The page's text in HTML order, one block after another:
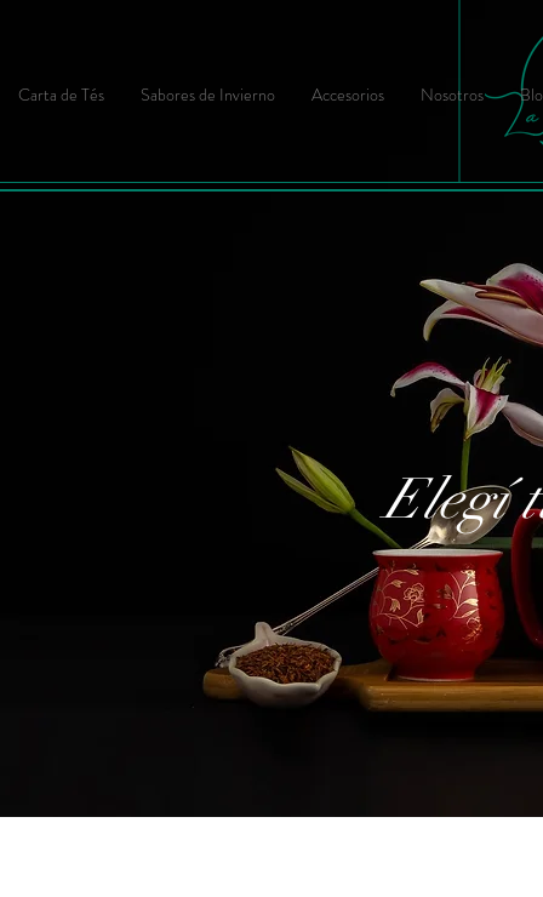
Carta de Tés Sabores de Invierno Accesorios Nosotros
Elegí